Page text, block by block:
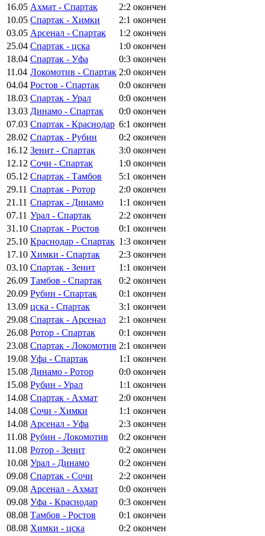
16.05 Ахмат - Спартак 2:2 окончен
10.05 Спартак - Химки 2:1 окончен
03.05 Арсенал - Спартак 1:2 окончен
25.04 Спартак - цска 1:0 окончен
18.04 Спартак - Уфа 0:3 окончен
11.04 Локомотив - Спартак 2:0 окончен
04.04 Ростов - Спартак 0:0 окончен
18.03 Спартак - Урал 0:0 окончен
13.03 Динамо - Спартак 0:0 окончен
07.03 Спартак - Краснодар 6:1 окончен
28.02 Спартак - Рубин 0:2 окончен
16.12 Зенит - Спартак 3:0 окончен
12.12 Сочи - Спартак 1:0 окончен
05.12 Спартак - Тамбов 5:1 окончен
29.11 Спартак - Ротор 2:0 окончен
21.11 Спартак - Динамо 1:1 окончен
07.11 Урал - Спартак 2:2 окончен
31.10 Спартак - Ростов 0:1 окончен
25.10 Краснодар - Спартак 1:3 окончен
17.10 Химки - Спартак 2:3 окончен
03.10 Спартак - Зенит 1:1 окончен
26.09 Тамбов - Спартак 0:2 окончен
20.09 Рубин - Спартак 0:1 окончен
13.09 цска - Спартак 3:1 окончен
29.08 Спартак - Арсенал 2:1 окончен
26.08 Ротор - Спартак 0:1 окончен
23.08 Спартак - Локомотив 2:1 окончен
19.08 Уфа - Спартак 1:1 окончен
15.08 Динамо - Ротор 0:0 окончен
15.08 Рубин - Урал 1:1 окончен
14.08 Спартак - Ахмат 2:0 окончен
14.08 Сочи - Химки 1:1 окончен
14.08 Арсенал - Уфа 2:3 окончен
11.08 Рубин - Локомотив 0:2 окончен
11.08 Ротор - Зенит 0:2 окончен
10.08 Урал - Динамо 0:2 окончен
09.08 Спартак - Сочи 2:2 окончен
09.08 Арсенал - Ахмат 0:0 окончен
09.08 Уфа - Краснодар 0:3 окончен
08.08 Тамбов - Ростов 0:1 окончен
08.08 Химки - цска 0:2 окончен